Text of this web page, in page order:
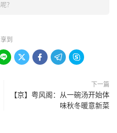
？
到
    
下一篇
【京】粤风阁：从一碗汤开始体
味秋冬暖意新菜